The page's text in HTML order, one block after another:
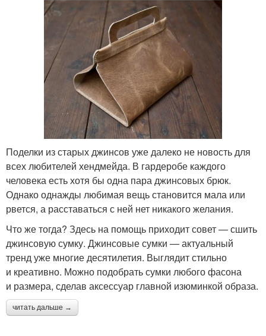
Поделки из старых джинсов уже далеко не новость для
всех любителей хендмейда. В гардеробе каждого
человека есть хотя бы одна пара джинсовых брюк.
Однако однажды любимая вещь становится мала или
рвется, а расставаться с ней нет никакого желания.
Что же тогда? Здесь на помощь приходит совет — сшить
джинсовую сумку. Джинсовые сумки — актуальный
тренд уже многие десятилетия. Выглядит стильно
и креативно. Можно подобрать сумки любого фасона
и размера, сделав аксессуар главной изюминкой образа.
читать дальше →